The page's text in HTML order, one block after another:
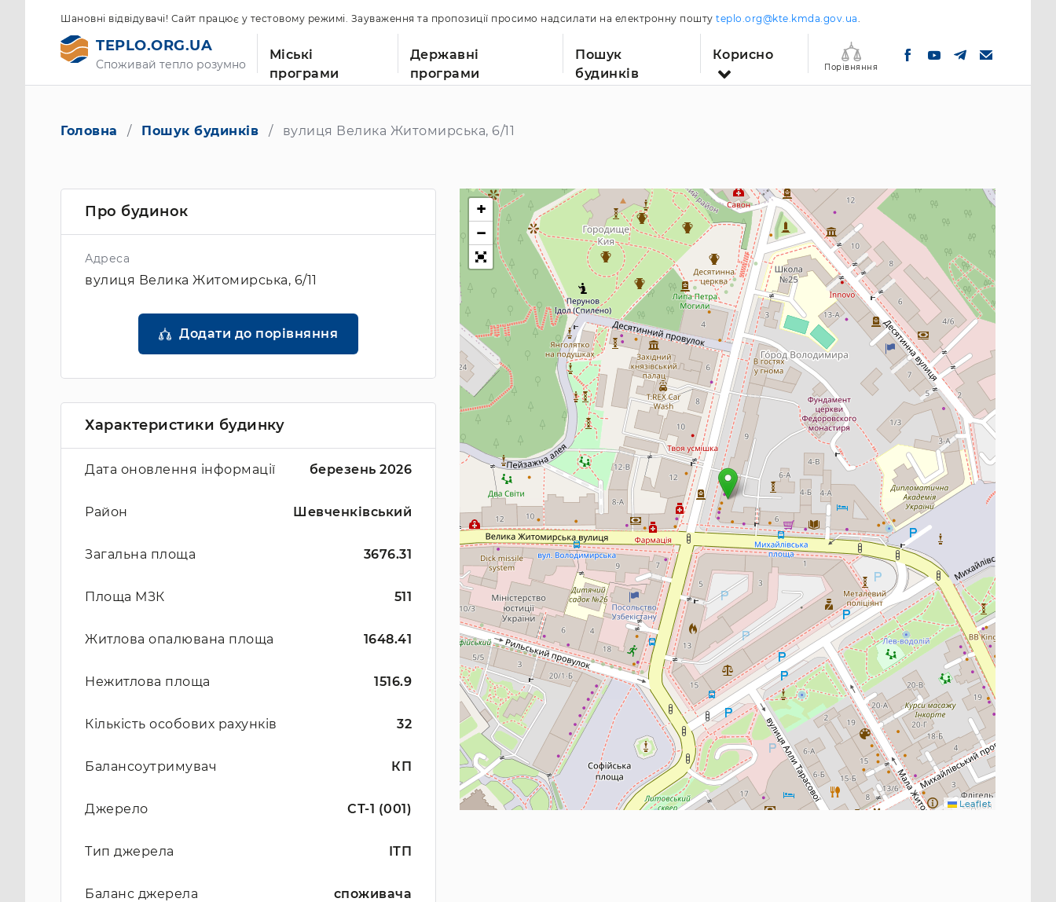
Шановні відвідувачі! Сайт працює у тестовому режимі. Зауваження та пропозиції просимо надсилати на електронну пошту teplo.org@kte.kmda.gov.ua.
TEPLO.ORG.UA
Споживай тепло розумно
Міські
програми
Державні
програми
Пошук
будинків
Корисно
Порівняння
Головна Пошук будинків вулиця Велика Житомирська, 6/11
Про будинок
Адреса
вулиця Велика Житомирська, 6/11
Додати до порівняння
Характеристики будинку
Дата оновлення інформації березень 2026
Район Шевченківський
Загальна площа 3676.31
Площа МЗК 511
Житлова опалювана площа 1648.41
Нежитлова площа 1516.9
Кількість особових рахунків 32
Балансоутримувач КП
Джерело СТ-1 (001)
Тип джерела ІТП
Баланс джерела споживача
+
−
Leaflet